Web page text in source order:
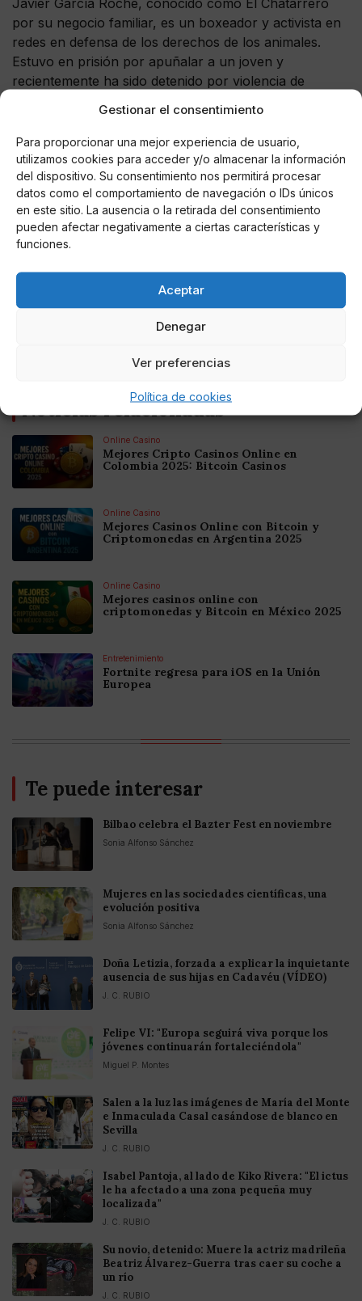
Gestionar el consentimiento
Para proporcionar una mejor experiencia de usuario,
utilizamos cookies para acceder y/o almacenar la información
del dispositivo. Su consentimiento nos permitirá procesar
datos como el comportamiento de navegación o IDs únicos
en este sitio. La ausencia o la retirada del consentimiento
pueden afectar negativamente a ciertas características y
funciones.
Aceptar
Denegar
Ver preferencias
Política de cookies
por su negocio familiar, es un boxeador y activista en
redes en defensa de los derechos de los animales.
Estuvo en prisión por apuñalar a un joven y
recientemente ha sido detenido por violencia de
imputado por un delito de malos tratos a su expareja,
según informó La Vanguardia.
“Se trata de una persona violenta, que difícilmente
puede representar a quienes se consideren
defensores del bienestar de los animales”, indicaron
desde la Asociación de Circos Reunidos.
Carlos Sánchez Narros
Noticias relacionadas
Online Casino
Mejores Cripto Casinos Online en
Colombia 2025: Bitcoin Casinos
Online Casino
Mejores Casinos Online con Bitcoin y
Criptomonedas en Argentina 2025
Online Casino
Mejores casinos online con
criptomonedas y Bitcoin en México 2025
Entretenimiento
Fortnite regresa para iOS en la Unión
Europea
Te puede interesar
Bilbao celebra el Bazter Fest en noviembre
Sonia Alfonso Sánchez
Mujeres en las sociedades científicas, una
evolución positiva
Sonia Alfonso Sánchez
Doña Letizia, forzada a explicar la inquietante
ausencia de sus hijas en Cadavéu (VÍDEO)
J. C. RUBIO
Felipe VI: "Europa seguirá viva porque los
jóvenes continuarán fortaleciéndola"
Miguel P. Montes
Salen a la luz las imágenes de María del Monte
e Inmaculada Casal casándose de blanco en
Sevilla
J. C. RUBIO
Isabel Pantoja, al lado de Kiko Rivera: "El ictus
le ha afectado a una zona pequeña muy
localizada"
J. C. RUBIO
Su novio, detenido: Muere la actriz madrileña
Beatriz Álvarez-Guerra tras caer su coche a
un río
J. C. RUBIO